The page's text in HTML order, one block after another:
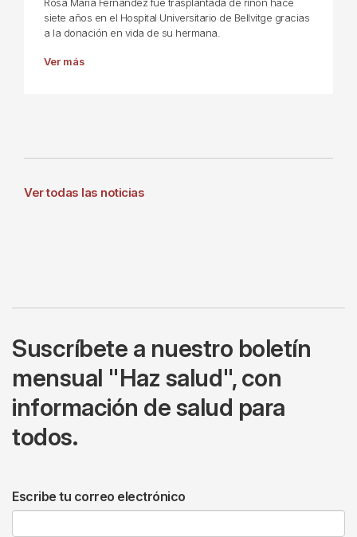
Rosa Maria Fernández fue trasplantada de riñón hace
siete años en el Hospital Universitario de Bellvitge gracias
a la donación en vida de su hermana.
Ver más
Ver todas las noticias
Suscríbete a nuestro boletín
mensual "Haz salud", con
información de salud para
todos.
Escribe tu correo electrónico